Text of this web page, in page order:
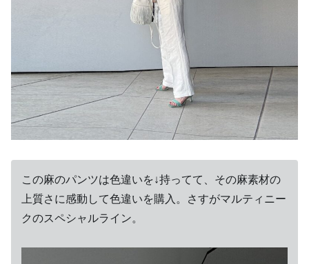
この麻のパンツは色違いを↓持ってて、その麻素材の
上質さに感動して色違いを購入。さすがマルティニー
クのスペシャルライン。